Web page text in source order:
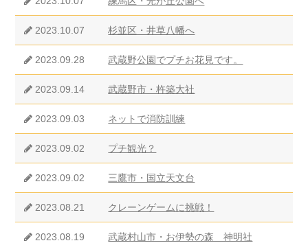
2023.10.07 杉並区・井草八幡へ
2023.09.28 武蔵野公園でプチお花見です。
2023.09.14 武蔵野市・杵築大社
2023.09.03 ネットで消防訓練
2023.09.02 プチ観光？
2023.09.02 三鷹市・国立天文台
2023.08.21 クレーンゲームに挑戦！
2023.08.19 武蔵村山市・お伊勢の森 神明社